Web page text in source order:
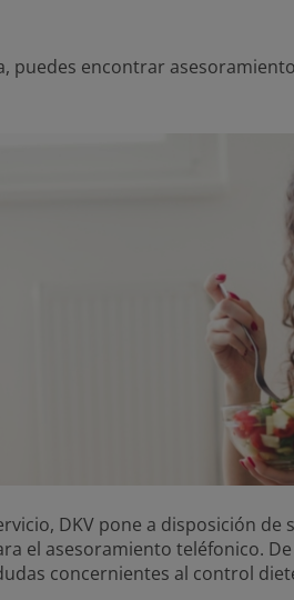
puedes encontrar
DKV pone a disposición
el asesoramiento teléfonico.
concernientes al control